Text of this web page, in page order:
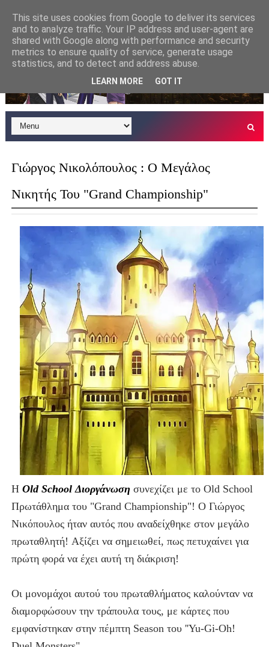
Γιώργος Νικολόπουλος : Ο Μεγάλος
Νικητής Του "Grand Championship"
Η Old School Διοργάνωση συνεχίζει με το Old School
Πρωτάθλημα του "Grand Championship"! Ο Γιώργος
Νικόπουλος ήταν αυτός που αναδείχθηκε στον μεγάλο
πρωταθλητή! Αξίζει να σημειωθεί, πως πετυχαίνει για
πρώτη φορά να έχει αυτή τη διάκριση!
Οι μονομάχοι αυτού του πρωταθλήματος καλούνταν να
διαμορφώσουν την τράπουλα τους, με κάρτες που
εμφανίστηκαν στην πέμπτη Season του ''Yu-Gi-Oh!
This site uses cookies from Google to deliver its services
and to analyze traffic. Your IP address and user-agent are
shared with Google along with performance and security
metrics to ensure quality of service, generate usage
statistics, and to detect and address abuse.
LEARN MORE GOT IT